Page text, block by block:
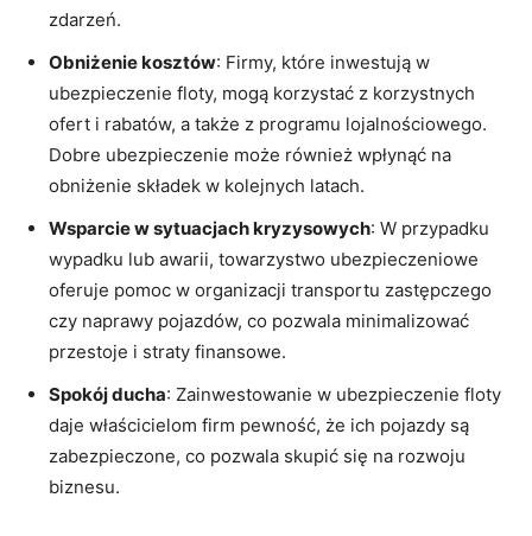
zdarzeń.
Obniżenie kosztów: Firmy, które inwestują w
ubezpieczenie floty, mogą korzystać z korzystnych
ofert i rabatów, a także z programu lojalnościowego.
Dobre ubezpieczenie może również wpłynąć na
obniżenie składek w kolejnych latach.
Wsparcie w sytuacjach kryzysowych: W przypadku
wypadku lub awarii, towarzystwo ubezpieczeniowe
oferuje pomoc w organizacji transportu zastępczego
czy naprawy pojazdów, co pozwala minimalizować
przestoje i straty finansowe.
Spokój ducha: Zainwestowanie w ubezpieczenie floty
daje właścicielom firm pewność, że ich pojazdy są
zabezpieczone, co pozwala skupić się na rozwoju
biznesu.